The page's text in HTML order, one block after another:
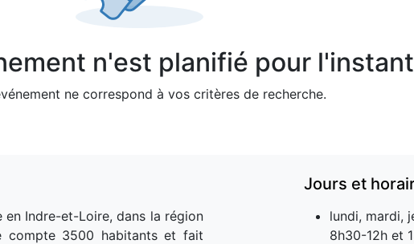
n'est planifié pour l'instant
ne correspond à vos critères de recherche.
en Indre-et-Loire, dans la région
compte 3500 habitants et fait
Jours et
lundi, mardi,
8h30-12h et